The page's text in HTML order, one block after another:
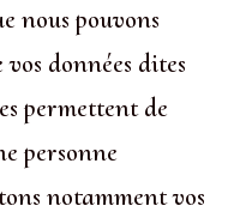
nous pouvons
données dites
permettent de
personne
notamment vos